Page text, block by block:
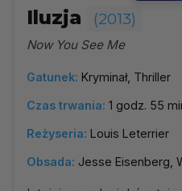
Iluzja (2013)
Now You See Me
Gatunek: Kryminał, Thriller
Czas trwania: 1 godz. 55
Reżyseria: Louis Leterrier
Obsada: Jesse Eisenberg,